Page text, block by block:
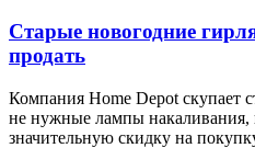
Старые новогодние
продать
Компания Home Depot скупает
не нужные лампы накаливания,
значительную скидку на